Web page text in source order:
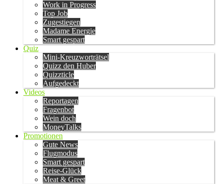
Work in Progress
Top Job
Zugestiegen
Madame Energie
Smart gespart
Quiz
Mini-Kreuzworträtsel
Quizz den Huber
Quizzticle
Aufgedeckt
Videos
Reportagen
Fragenbot
Wein doch
MoneyTalks
Promotionen
Gute News
Flugmodus
Smart gespart
Reise-Glück
Meat & Greet